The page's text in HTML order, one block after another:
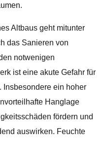
Altbaus geht mitunter
das Sanieren von
notwenigen
ist eine akute Gefahr für
Insbesondere ein hoher
Hanglage
fördern und
auswirken. Feuchte